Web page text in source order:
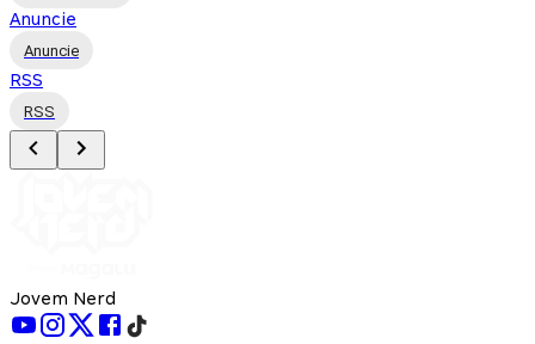
Anuncie
Anuncie
RSS
RSS
Jovem Nerd